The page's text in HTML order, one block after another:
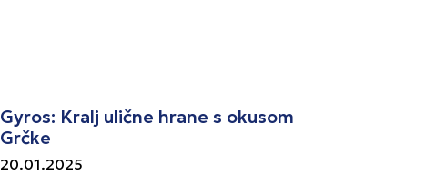
Gyros: Kralj ulične hrane s okusom
Grčke
20.01.2025